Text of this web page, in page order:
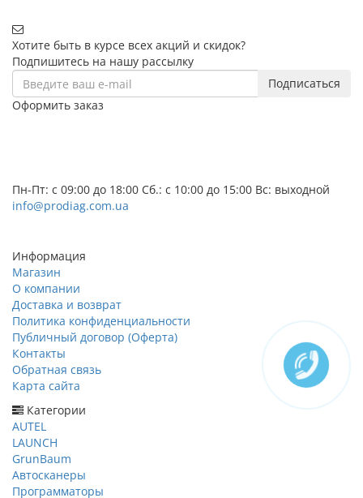
Хотите быть в курсе всех акций и скидок?
Подпишитесь на нашу рассылку
Подписаться
Оформить заказ
Пн-Пт: с 09:00 до 18:00 Сб.: с 10:00 до 15:00 Вс: выходной
info@prodiag.com.ua
Информация
Магазин
О компании
Доставка и возврат
Политика конфиденциальности
Публичный договор (Оферта)
Контакты
Обратная связь
Карта сайта
Категории
AUTEL
LAUNCH
GrunBaum
Автосканеры
Программаторы